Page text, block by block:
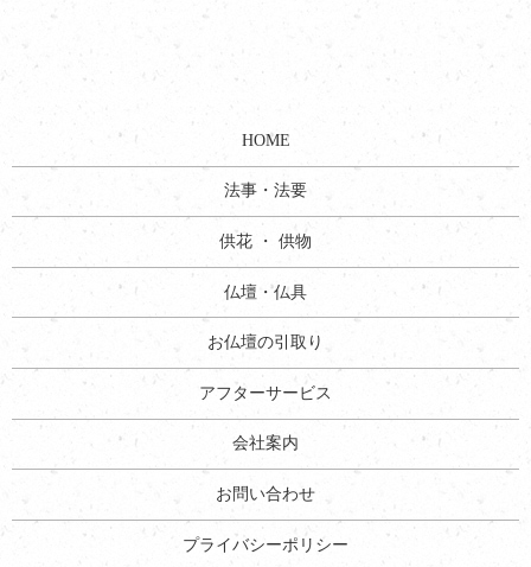
HOME
法事・法要
供花 ・ 供物
仏壇・仏具
お仏壇の引取り
アフターサービス
会社案内
お問い合わせ
プライバシーポリシー